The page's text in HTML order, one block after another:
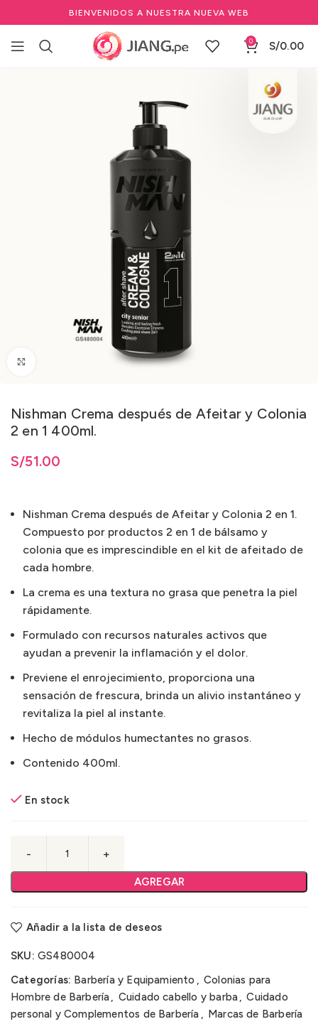
BIENVENIDOS A NUESTRA NUEVA WEB
0 S/0.00
Colonias para Hombre de Barbería
Nishman Crema después de Afeitar y Colonia
2 en 1 400ml.
S/51.00
Nishman Crema después de Afeitar y Colonia 2 en 1.
Compuesto por productos 2 en 1 de bálsamo y
colonia que es imprescindible en el kit de afeitado de
cada hombre.
La crema es una textura no grasa que penetra la piel
rápidamente.
Formulado con recursos naturales activos que
ayudan a prevenir la inflamación y el dolor.
Previene el enrojecimiento, proporciona una
sensación de frescura, brinda un alivio instantáneo y
revitaliza la piel al instante.
Hecho de módulos humectantes no grasos.
Contenido 400ml.
En stock
AGREGAR
Añadir a la lista de deseos
SKU: GS480004
Categorías: Barbería y Equipamiento , Colonias para
Hombre de Barbería, Cuidado cabello y barba, Cuidado
personal y Complementos de Barbería , Marcas de Barbería